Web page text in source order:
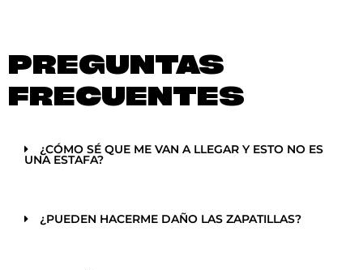
PREGUNTAS
FRECUENTES
¿CÓMO SÉ QUE ME VAN A LLEGAR Y ESTO NO ES
UNA ESTAFA?
¿PUEDEN HACERME DAÑO LAS ZAPATILLAS?